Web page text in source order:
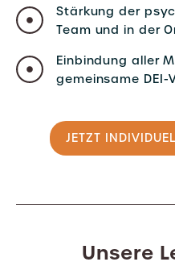
Stärkung der
Team und in der
Einbindung aller
gemeinsame DEI-
JETZT
Unsere